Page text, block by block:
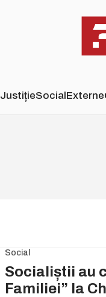
JustițieSocialExterne
Social
Socialiștii au
Familiei” la